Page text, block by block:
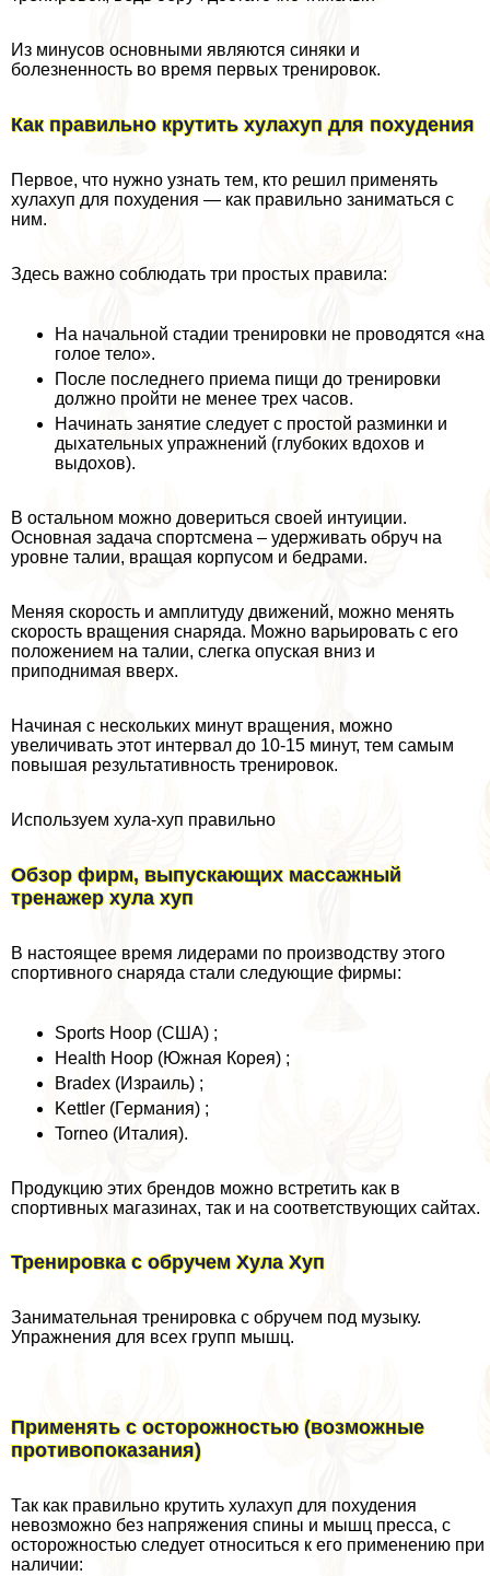
Из минусов основными являются синяки и
болезненность во время первых тренировок.
Как правильно крутить хулахуп для похудения
Первое, что нужно узнать тем, кто решил применять
хулахуп для похудения — как правильно заниматься с
ним.
Здесь важно соблюдать три простых правила:
На начальной стадии тренировки не проводятся «на
голое тело».
После последнего приема пищи до тренировки
должно пройти не менее трех часов.
Начинать занятие следует с простой разминки и
дыхательных упражнений (глубоких вдохов и
выдохов).
В остальном можно довериться своей интуиции.
Основная задача спортсмена – удерживать обруч на
уровне талии, вращая корпусом и бедрами.
Меняя скорость и амплитуду движений, можно менять
скорость вращения снаряда. Можно варьировать с его
положением на талии, слегка опуская вниз и
приподнимая вверх.
Начиная с нескольких минут вращения, можно
увеличивать этот интервал до 10-15 минут, тем самым
повышая результативность тренировок.
Используем хула-хуп правильно
Обзор фирм, выпускающих массажный
тренажер хула хуп
В настоящее время лидерами по производству этого
спортивного снаряда стали следующие фирмы:
Sports Hoop (США) ;
Health Hoop (Южная Корея) ;
Bradex (Израиль) ;
Kettler (Германия) ;
Torneo (Италия).
Продукцию этих брендов можно встретить как в
спортивных магазинах, так и на соответствующих сайтах.
Тренировка с обручем Хула Хуп
Занимательная тренировка с обручем под музыку.
Упражнения для всех групп мышц.
Применять с осторожностью (возможные
противопоказания)
Так как правильно крутить хулахуп для похудения
невозможно без напряжения спины и мышц пресса, с
осторожностью следует относиться к его применению при
наличии: